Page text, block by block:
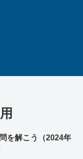
を解こう（2024年